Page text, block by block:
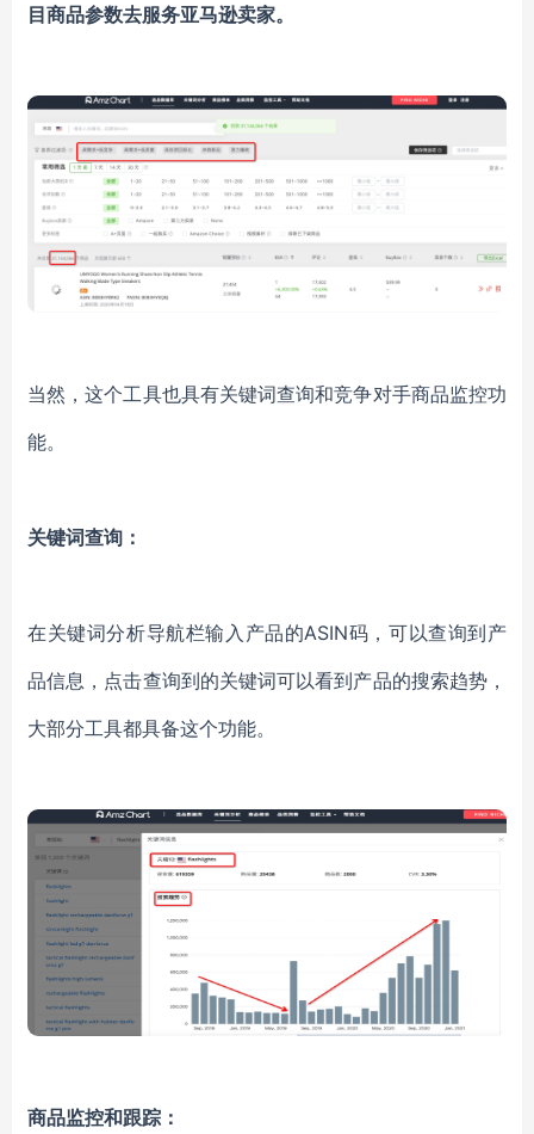
目商品参数去服务亚马逊卖家。
当然，这个工具也具有关键词查询和竞争对手商品监控功
能。
关键词查询：
在关键词分析导航栏输入产品的ASIN码，可以查询到产
品信息，点击查询到的关键词可以看到产品的搜索趋势，
大部分工具都具备这个功能。
商品监控和跟踪：